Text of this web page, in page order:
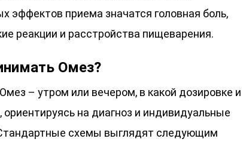
эффектов приема значатся головная боль,
реакции и расстройства пищеварения.
Омез?
– утром или вечером, в какой дозировке и
ориентируясь на диагноз и индивидуальные
схемы выглядят следующим